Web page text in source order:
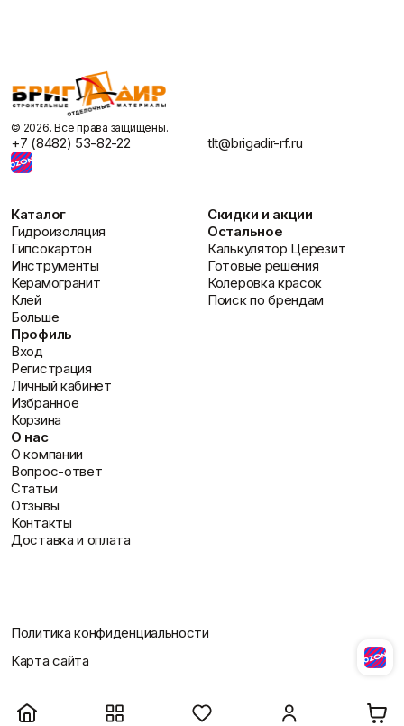
©️ 2026. Все права защищены.
+7 (8482) 53-82-22 tlt@brigadir-rf.ru
Каталог
Гидроизоляция
Гипсокартон
Инструменты
Керамогранит
Клей
Больше
Профиль
Вход
Регистрация
Личный кабинет
Избранное
Корзина
О нас
О компании
Вопрос-ответ
Статьи
Отзывы
Контакты
Доставка и оплата
Скидки и акции
Остальное
Калькулятор Церезит
Готовые решения
Колеровка красок
Поиск по брендам
Политика конфиденциальности
Карта сайта